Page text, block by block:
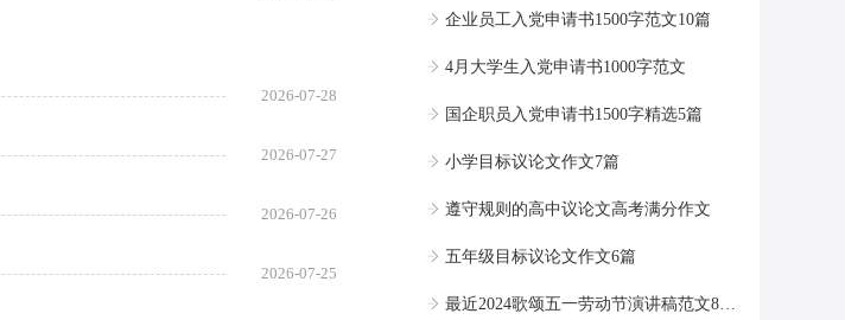
2026-07-28
2026-07-27
2026-07-26
2026-07-25
企业员工入党申请书1500字范文10篇
4月大学生入党申请书1000字范文
国企职员入党申请书1500字精选5篇
小学目标议论文作文7篇
遵守规则的高中议论文高考满分作文
五年级目标议论文作文6篇
最近2024歌颂五一劳动节演讲稿范文800字